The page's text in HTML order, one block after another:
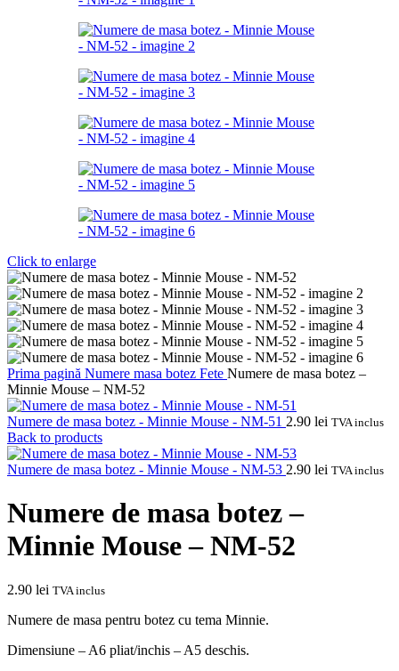
Click to enlarge
Prima pagină Numere masa botez Fete Numere de masa botez –
Minnie Mouse – NM-52
Numere de masa botez - Minnie Mouse - NM-51 2.90 lei TVA inclus
Back to products
Numere de masa botez - Minnie Mouse - NM-53 2.90 lei TVA inclus
Numere de masa botez –
Minnie Mouse – NM-52
2.90 lei TVA inclus
Numere de masa pentru botez cu tema Minnie.
Dimensiune – A6 pliat/inchis – A5 deschis.